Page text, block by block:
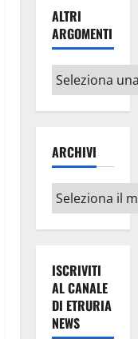
ALTRI
ARGOMENTI
Altri
argomenti
ARCHIVI
Archivi
ISCRIVITI
AL CANALE
DI ETRURIA
NEWS